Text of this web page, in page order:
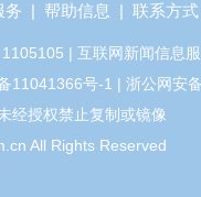
务 | 帮助信息 | 联系方式
| 互联网新闻信息
11041366号-1 | 浙公网安
经授权禁止复制或镜像
All Rights Reserved